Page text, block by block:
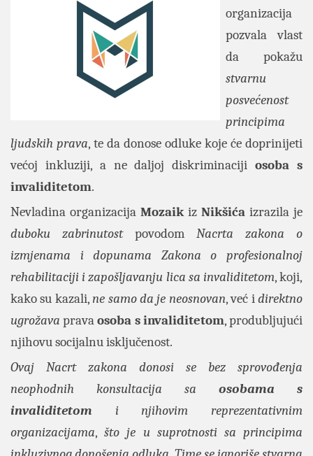
organizacija
pozvala vlast
da pokažu
stvarnu
posvećenost
principima
ljudskih prava, te da donose odluke koje će doprinijeti
većoj inkluziji, a ne daljoj diskriminacijiosoba s
invaliditetom.
Nevladina organizacija Mozaikiz Nikšića izrazila je
duboku zabrinutostpovodom Nacrta zakona o
izmjenama i dopunama Zakona o profesionalnoj
rehabilitaciji i zapošljavanju lica sa invaliditetom, koji,
kako su kazali, ne samo da je neosnovan, već idirektno
ugrožava pravaosoba s invaliditetom, produbljujući
njihovu socijalnu isključenost.
Ovaj Nacrt zakona donosi se bez sprovođenja
neophodnih konsultacija sa osobama s
invaliditetom i njihovim reprezentativnim
organizacijama,što je u suprotnosti sa principima